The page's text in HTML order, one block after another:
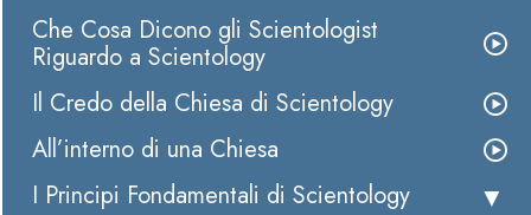
Che Cosa Dicono gli Scientologist
Riguardo a Scientology
Il Credo della Chiesa di Scientology
All’interno di una Chiesa
I Principi Fondamentali di Scientology